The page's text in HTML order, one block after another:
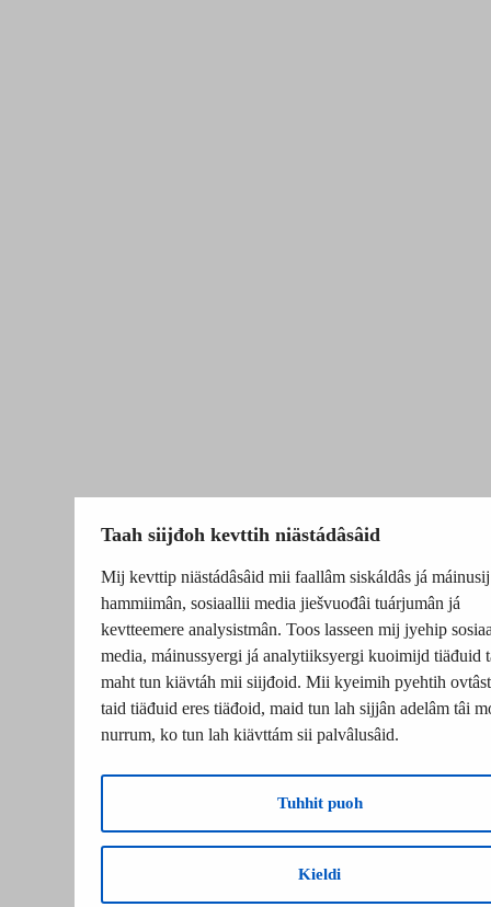
Taah siijđoh kevttih niästádâsâid
Mij kevttip niästádâsâid mii faallâm siskáldâs já máinusij
hammiimân, sosiaallii media jiešvuođâi tuárjumân já
kevtteemere analysistmân. Toos lasseen mij jyehip
media, máinussyergi já analytiiksyergi kuoimijd tiäđuid
maht tun kiävtáh mii siijđoid. Mii kyeimih pyehtih
taid tiäđuid eres tiäđoid, maid tun lah sijjân adelâm tâi
nurrum, ko tun lah kiävttám sii palvâlusâid.
Tuhhit puoh
Kieldi